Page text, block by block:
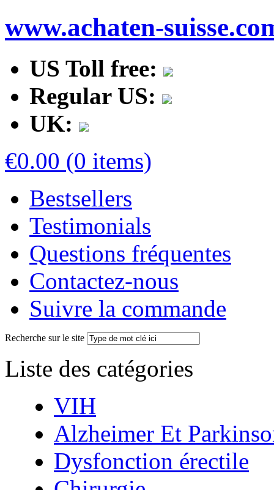
www.achaten-
US Toll free:
Regular US:
UK:
€0.00 (0 items)
Bestsellers
Testimonials
Questions fréquentes
Contactez-nous
Suivre la commande
Recherche sur le site
Liste des catégories
VIH
Alzheimer Et
Dysfonction érectile